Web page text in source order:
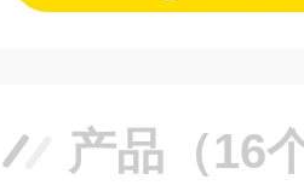
产品（16